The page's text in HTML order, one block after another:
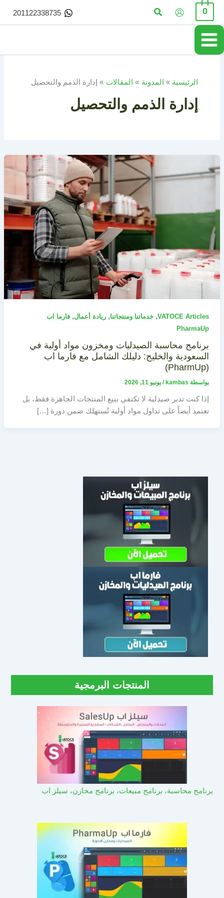
تخطي
المحتوى
0 البحث 201122338735
الرئيسية المدونة المقالات إدارة الذمم والتحصيل
إدارة الذمم والتحصيل
VATOCE Articles
, خدماتنا ومنتجاتنا, ريادة أعمال, فارما اب
PharmaUp
برنامج محاسبة الصيدليات ومخزون مواد أولية في
السعودية والخليج: دليلك الشامل مع فارما اب
(PharmUp)
بواسطة kambas
/ يونيو 11, 2026
إذا كنت تدير صيدلية لا تكتفي ببيع المنتجات الجاهزة فقط، بل
تعتمد أيضاً على تداول مواد أولية تُستهلك ضمن دورة […]
المنتجات البرمجية
برنامج محاسبة، برنامج مبيعات، برنامج مخازن، سيلز اب